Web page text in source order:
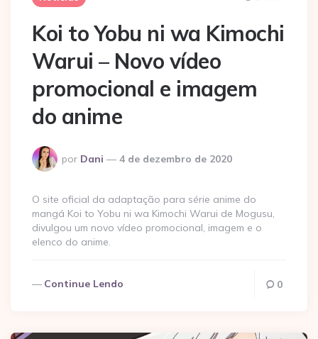
Koi to Yobu ni wa Kimochi
Warui – Novo vídeo
promocional e imagem
do anime
Postado
por
por Dani 4 de dezembro de 2020
O site oficial da adaptação para série anime do
mangá Koi to Yobu ni wa Kimochi Warui de Mogusu,
divulgou um novo vídeo promocional, imagem e o
elenco do anime.
Continue Lendo 0